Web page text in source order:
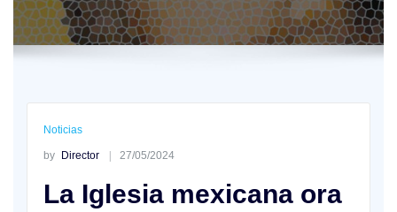
Noticias
by Director 27/05/2024
La Iglesia mexicana ora